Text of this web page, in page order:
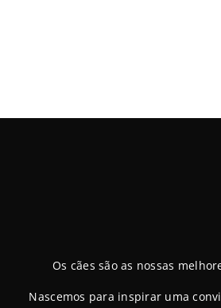
Os cães são as nossas
Nascemos para inspirar uma